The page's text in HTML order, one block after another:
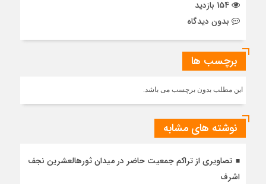
بدون دیدگاه
برچسب ها
این مطلب بدون برچسب می باشد.
نوشته های مشابه
تصاویری از تراکم جمعیت حاضر در میدان ثورهالعشرین نجف
اشرف